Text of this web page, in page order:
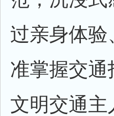
过亲身体
准掌握交
文明交通